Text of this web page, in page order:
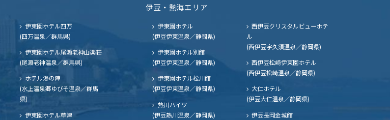
伊東園ホテル四万
(四万温泉／群馬県)
伊東園ホテル尾瀬老神山楽荘
(尾瀬老神温泉／群馬県)
ホテル湯の陣
(水上温泉郷ゆびそ温泉／群馬
県)
伊東園ホテル草津
伊豆・熱海エリア
伊東園ホテル
(伊豆伊東温泉／静岡県)
伊東園ホテル別館
(伊豆伊東温泉／静岡県)
伊東園ホテル松川館
(伊豆伊東温泉／静岡県)
熱川ハイツ
(伊豆熱川温泉／静岡県)
西伊豆クリスタルビューホテ
ル
(西伊豆宇久須温泉／静岡県)
西伊豆松崎伊東園ホテル
(西伊豆松崎温泉／静岡県)
大仁ホテル
(伊豆大仁温泉／静岡県)
伊豆長岡金城館